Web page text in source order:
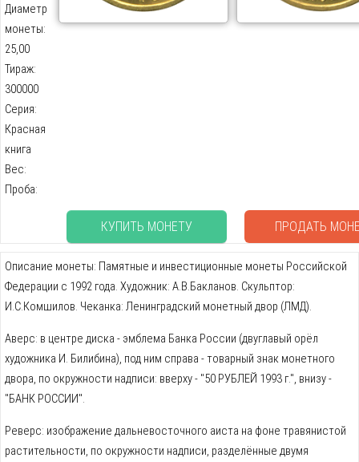
Диаметр
монеты:
25,00
Тираж:
300000
Серия:
Красная
книга
Вес:
Проба:
КУПИТЬ МОНЕТУ ПРОДАТЬ
Описание монеты: Памятные и инвестиционные монеты Российской
Федерации с 1992 года. Художник: А.В.Бакланов. Скульптор:
И.С.Комшилов. Чеканка: Ленинградский монетный двор (ЛМД).
Аверс: в центре диска - эмблема Банка России (двуглавый орёл
художника И. Билибина), под ним справа - товарный знак монетного
двора, по окружности надписи: вверху - "50 РУБЛЕЙ 1993 г.", внизу -
"БАНК РОССИИ".
Реверс: изображение дальневосточного аиста на фоне травянистой
растительности, по окружности надписи, разделённые двумя